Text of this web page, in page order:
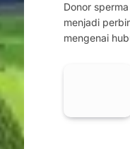
Donor
menjadi
mengenai